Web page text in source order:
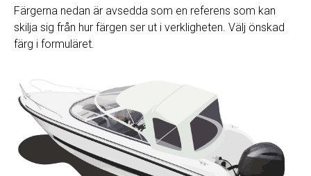
Färgerna nedan är avsedda som en referens som kan
skilja sig från hur färgen ser ut i verkligheten. Välj önskad
färg i formuläret.